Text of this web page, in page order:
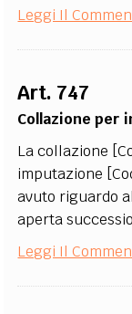
Leggi Il
Art. 747
Collazione per
La collazione
imputazione
avuto riguardo
aperta
Leggi Il